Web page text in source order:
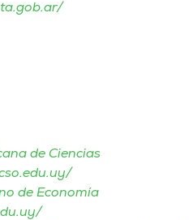
de Ciencias
de Economía